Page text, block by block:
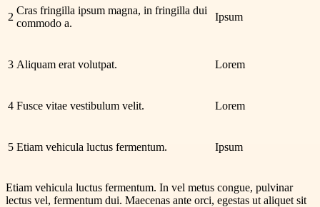
2
Cras fringilla ipsum magna, in fringilla dui
commodo a.
Ipsum
3 Aliquam erat volutpat. Lorem
4 Fusce vitae vestibulum velit. Lorem
5 Etiam vehicula luctus fermentum. Ipsum
Etiam vehicula luctus fermentum. In vel metus congue, pulvinar
lectus vel, fermentum dui. Maecenas ante orci, egestas ut aliquet sit